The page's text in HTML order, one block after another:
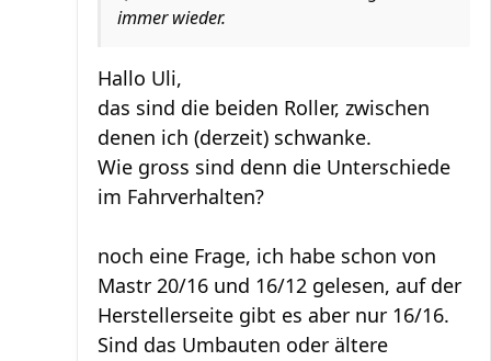
immer wieder.
Hallo Uli,
das sind die beiden Roller, zwischen
denen ich (derzeit) schwanke.
Wie gross sind denn die Unterschiede
im Fahrverhalten?
noch eine Frage, ich habe schon von
Mastr 20/16 und 16/12 gelesen, auf der
Herstellerseite gibt es aber nur 16/16.
Sind das Umbauten oder ältere